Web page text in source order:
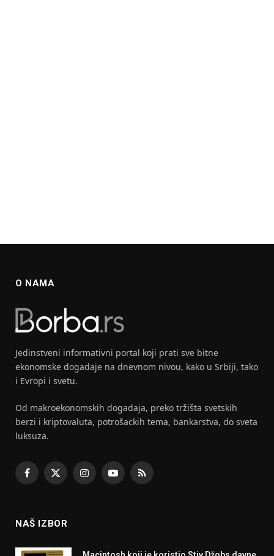
O NAMA
Jedinstveni informativni portal koji prati sve bitne
ekonomske dogadaje na dnevnom nivou, kako u Srbiji, tako
i Evropi i svetu.
Od makroekonomskih dogadaja, preko tržišta svetskih
berzi i kriptovaluta, potrošackih tema, bankarstva, do sveta
luksuza.
Facebook
X
InstagramYouTubeRSS
NAŠ IZBOR